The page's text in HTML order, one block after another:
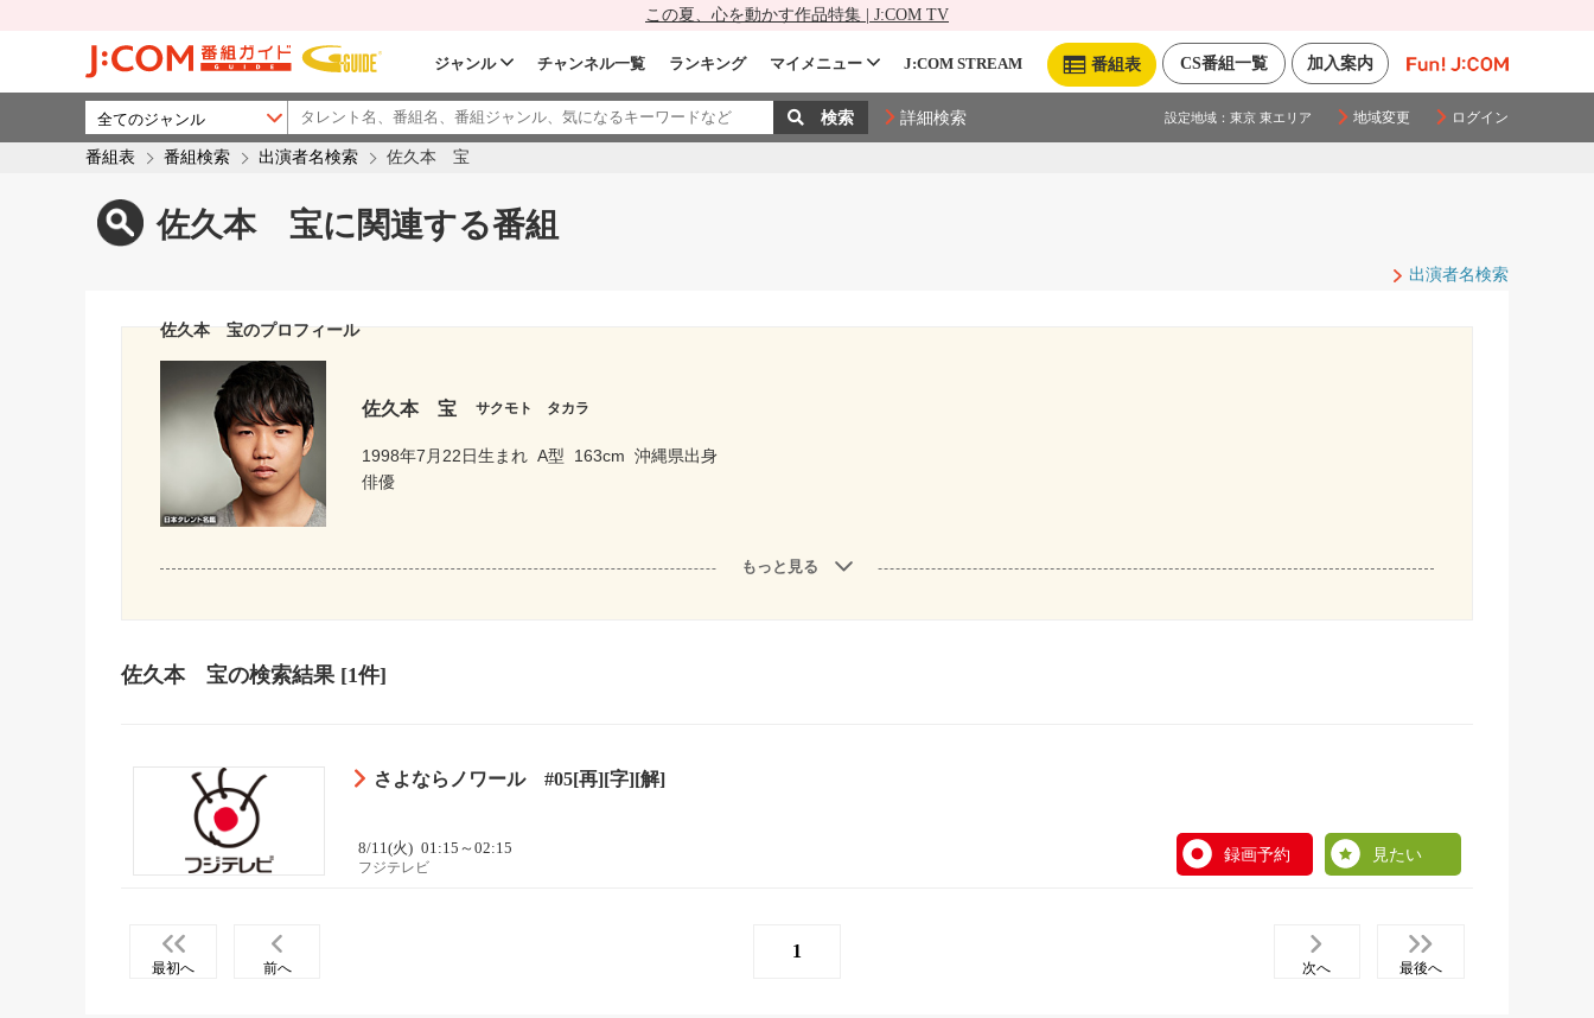
この夏、心を動かす作品特集 | J:COM TV
加入案内
CS番組一覧
番組表
ジャンル チャンネル一覧 ランキング マイメニュー J:COM STREAM
詳細検索 設定地域： 東京 東エリア 地域変更 ログイン
番組表 番組検索 出演者名検索 佐久本 宝
佐久本 宝に関連する番組
出演者名検索
佐久本 宝のプロフィール
佐久本 宝 サクモト タカラ
1998年7月22日生まれ A型 163cm 沖縄県出身
俳優
もっと見る
佐久本 宝の検索結果 [1件]
さよならノワール #05[再][字][解]
8/11(火) 01:15～02:15
フジテレビ
録画予約 見たい
最初へ 前へ
1
次へ 最後へ